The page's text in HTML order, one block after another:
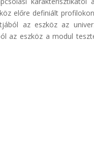
előre definiált
az eszköz az
az eszköz a modul